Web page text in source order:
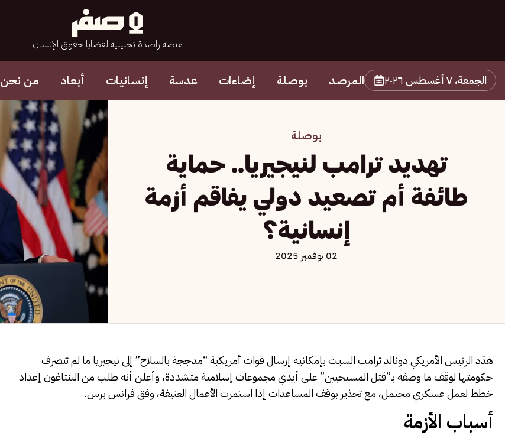
منصة راصدة تحليلية لقضايا حقوق الإنسان
الجمعة، ٧ أغسطس ٢٠٢٦ المرصد بوصلة إضاءات عدسة إنسانيات أبعاد من نحن
بوصلة
تهديد ترامب لنيجيريا.. حماية
طائفة أم تصعيد دولي يفاقم أزمة
إنسانية؟
02 نوفمبر 2025
هدّدالرئيس الأمريكي دونالد ترامبالسبت بإمكانية إرسال قوات أمريكية “مدججة بالسلاح” إلى نيجيريا ما لم تتصرف
حكومتها لوقف ما وصفه بـ”قتل المسيحيين” على أيدي مجموعات إسلامية متشددة، وأعلن أنه طلب من البنتاغون إعداد
خطط لعمل عسكري محتمل، مع تحذير بوقف المساعدات إذا استمرت الأعمال العنيفة، وفق فرانس برس.
أسباب الأزمة